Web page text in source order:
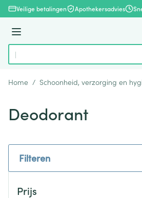
Ga naar de inhoud
Veilige betalingen Apothekersadvies
Menu
Product, merk, categorie...
Home / Schoonheid, verzorging en
Deodorant
Filteren
Prijs